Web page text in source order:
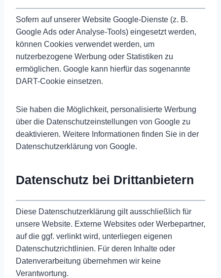
Sofern auf unserer Website Google-Dienste (z. B.
Google Ads oder Analyse-Tools) eingesetzt werden,
können Cookies verwendet werden, um
nutzerbezogene Werbung oder Statistiken zu
ermöglichen. Google kann hierfür das sogenannte
DART-Cookie einsetzen.
Sie haben die Möglichkeit, personalisierte Werbung
über die Datenschutzeinstellungen von Google zu
deaktivieren. Weitere Informationen finden Sie in der
Datenschutzerklärung von Google.
Datenschutz bei Drittanbietern
Diese Datenschutzerklärung gilt ausschließlich für
unsere Website. Externe Websites oder Werbepartner,
auf die ggf. verlinkt wird, unterliegen eigenen
Datenschutzrichtlinien. Für deren Inhalte oder
Datenverarbeitung übernehmen wir keine
Verantwortung.